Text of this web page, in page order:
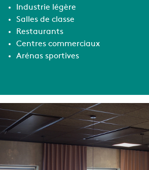
Industrie légère
Salles de classe
Restaurants
Centres commerciaux
Arénas sportives